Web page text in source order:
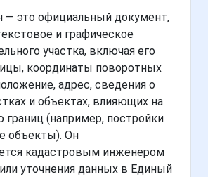
— это официальный документ,
и графическое
участка, включая его
координаты поворотных
адрес, сведения о
и объектах, влияющих на
границ (например, постройки
объекты). Он
кадастровым инженером
уточнения данных в Единый